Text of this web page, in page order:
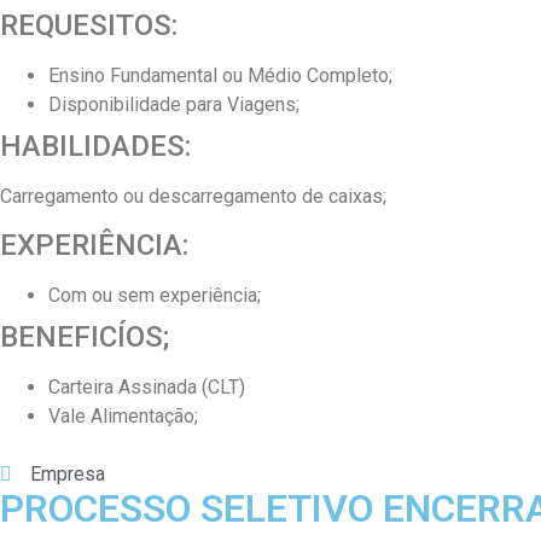
REQUESITOS:
Ensino Fundamental ou Médio Completo;
Disponibilidade para Viagens;
HABILIDADES:
Carregamento ou descarregamento de caixas;
EXPERIÊNCIA:
Com ou sem experiência;
BENEFICÍOS;
Carteira Assinada (CLT)
Vale Alimentação;
Empresa
PROCESSO SELETIVO